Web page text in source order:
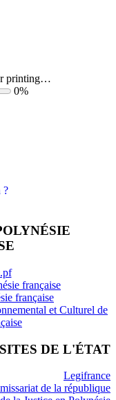
printing…
0%
?
française
française
et Culturel de
DE L'ÉTAT
Legifrance
de la république